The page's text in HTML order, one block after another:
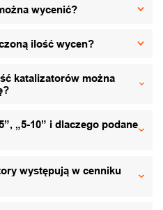
wycenić?
ilość wycen?
katalizatorów można
„5-10” i dlaczego podane
występują w cenniku